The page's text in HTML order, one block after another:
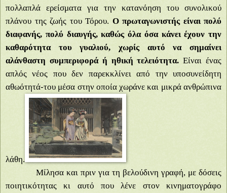
πολλαπλά ερείσματα για την κατανόηση του συνολικού
πλάνου της ζωής του Τόρου. Ο πρωταγωνιστής είναι πολύ
διαφανής, πολύ διαυγής, καθώς όλα όσα κάνει έχουν την
καθαρότητα του γυαλιού, χωρίς αυτό να σημαίνει
αλάνθαστη συμπεριφορά ή ηθική τελειότητα. Είναι ένας
απλός νέος που δεν παρεκκλίνει από την υποσυνείδητη
αθωότητά-του μέσα στην οποία χωράνε και μικρά ανθρώπινα
λάθη.
Μίλησα και πριν για τη βελούδινη γραφή, με δόσεις
ποιητικότητας κι αυτό που λένε στον κινηματογράφο